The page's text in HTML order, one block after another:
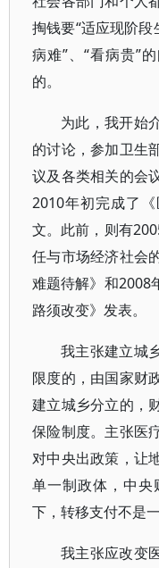
掏钱要“适应现阶段
病难”、“看病贵”
的。
为此，我开始
的讨论，参加卫生
议及各类相关的会
2010年初完成了
文。此前，则有
任与市场经济社会
难题待解》和2008
路须改变》发表。
我主张建立城
限度的，由国家财
建立城乡分立的，
保险制度。主张医
对中央出政策，让
单一制政体，中
下，转移支付不是
我主张应改变